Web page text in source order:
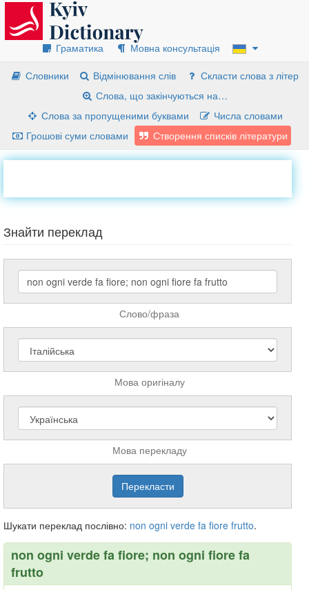
Граматика
Мовна консультація
Словники
Відмінювання слів
Скласти слова з літер
Слова, що закінчуються на…
Слова за пропущеними буквами
Числа словами
Грошові суми словами
Створення списків літератури
Знайти переклад
Слово/фраза
Мова оригіналу
Мова перекладу
Шукати переклад послівно: non ogni verde fa fiore frutto.
non ogni verde fa fiore; non ogni fiore fa
frutto